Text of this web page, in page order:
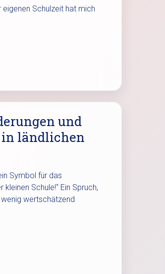
eigenen Schulzeit hat mich
und
in ländlichen
Symbol für das
Schule!“ Ein Spruch,
wertschätzend